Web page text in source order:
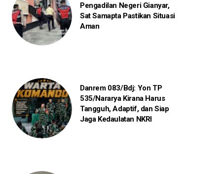
Pengadilan Negeri Gianyar,
Sat Samapta Pastikan Situasi
Aman
Danrem 083/Bdj: Yon TP
535/Nararya Kirana Harus
Tangguh, Adaptif, dan Siap
Jaga Kedaulatan NKRI